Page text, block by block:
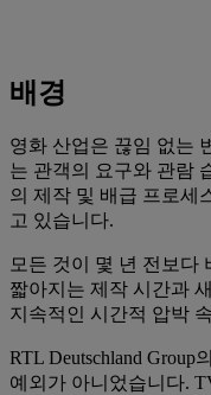
배경
영화 산업은 끊임 없는
는 관객의 요구와 관람
의 제작 및 배급 프로세
고 있습니다.
모든 것이 몇 년 전보다
짧아지는 제작 시간과
지속적인 시간적 압박
RTL Deutschland Group
예외가 아니었습니다.